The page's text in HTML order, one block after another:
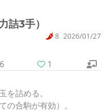
詰3手）
8 2026/01/27
6
1
を詰める。
の合駒が有効）。